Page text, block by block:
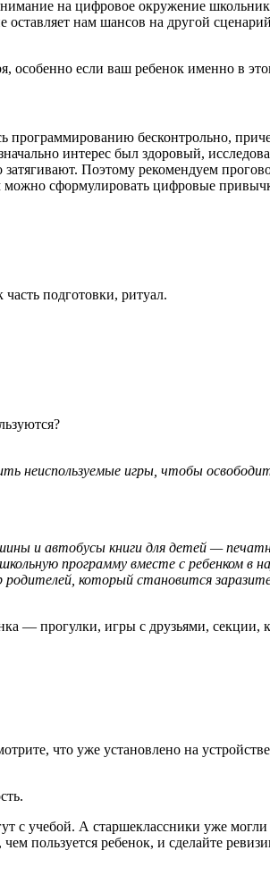
на цифровое окружение
нам шансов на другой
особенно если ваш ребенок именно в
программированию бесконтрольно,
интерес был здоровый,
Поэтому рекомендуем
сформулировать цифровые
подготовки, ритуал.
неиспользуемые игры, чтобы
и автобусы книги для детей —
программу вместе с ребенком в
который становится
— прогулки, игры с друзьями,
что уже установлено на
учебой. А старшеклассники уже
пользуется ребенок, и сделайте